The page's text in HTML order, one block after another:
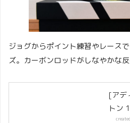
ジョグからポイント練習やレース
ズ。カーボンロッドがしなやかな反
[アデ
トン